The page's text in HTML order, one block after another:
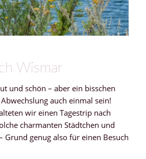
Wismar
und schön – aber ein bisschen
auch einmal sein!
wir einen Tagestrip nach
charmanten Städtchen und
Grund genug also für einen Besuch